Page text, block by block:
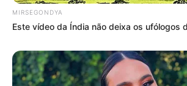
MIRSEGONDYA
Este vídeo da Índia não deixa os ufólogos